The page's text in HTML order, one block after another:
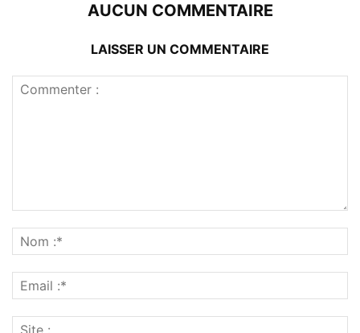
AUCUN COMMENTAIRE
LAISSER UN COMMENTAIRE